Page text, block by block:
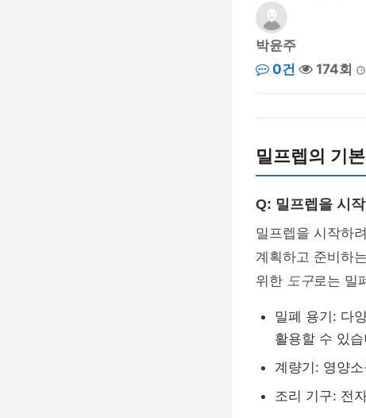
박윤주
0건
174회
밀프렙의 기
Q: 밀프렙을 시
밀프렙을 시작하
계획하고 준비하
위한 도구로는 밀
밀폐 용기: 다
활용할 수 있
계량기: 영양
조리 기구: 전